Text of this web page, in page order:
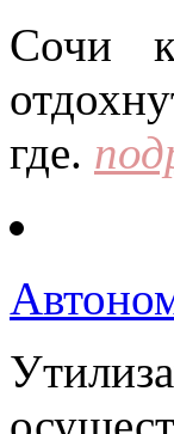
Сочи
где.